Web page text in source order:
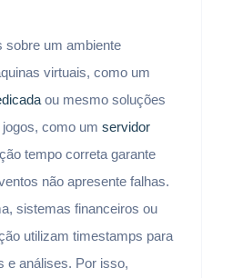
sobre um ambiente
virtuais, como um
ou mesmo soluções
como um servidor
tempo correta garante
não apresente falhas.
sistemas financeiros ou
utilizam timestamps para
e análises. Por isso,